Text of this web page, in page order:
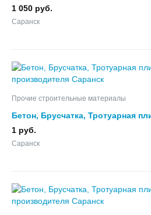
1 050 руб.
Саранск
Прочие строительные материалы
Бетон, Брусчатка, Тротуарная
производителя
1 руб.
Саранск